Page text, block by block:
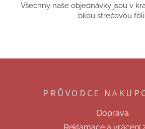
Všechny naše objednávky jsou v
bílou strečovou
PRŮVODCE
Doprava